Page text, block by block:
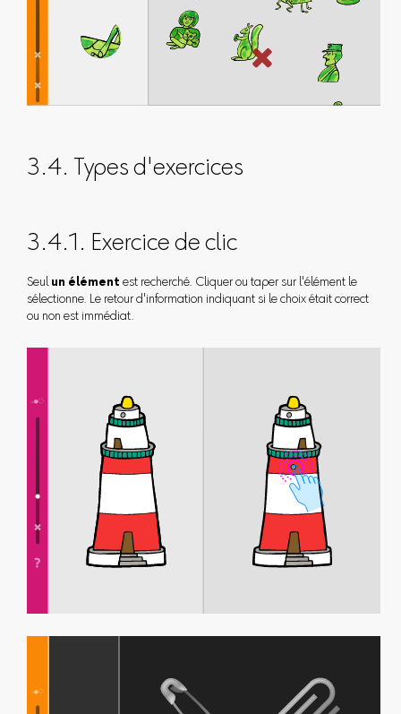
3.4. Types d'exercices
3.4.1. Exercice de clic
Seul un élément est recherché. Cliquer ou taper sur l'élément le
sélectionne. Le retour d'information indiquant si le choix était correct
ou non est immédiat.